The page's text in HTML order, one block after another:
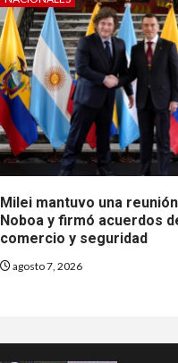
Milei mantuvo una
Noboa y firmó acuerdos
comercio y seguridad
agosto 7, 2026